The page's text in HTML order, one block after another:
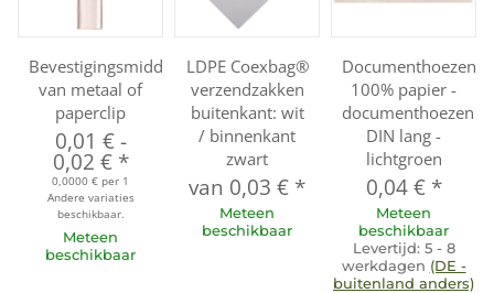
Bevestigingsmiddelen
van metaal of
paperclip
0,01 €-
0,02 € *
0,0000 € per 1
Andere variaties
beschikbaar.
Meteen
beschikbaar
LDPE Coexbag®
verzendzakken
buitenkant: wit
/ binnenkant
zwart
van 0,03 € *
Meteen
beschikbaar
Documenthoezen
100% papier -
documenthoezen
DIN lang -
lichtgroen
0,04 € *
Meteen
beschikbaar
Levertijd: 5 - 8
werkdagen (DE -
buitenland anders)